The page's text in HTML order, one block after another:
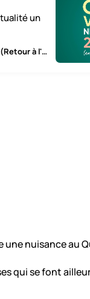
un
Radio-Canada (Retour à l'accueil)Radio-Canada (Retour à l'accueil)
nuisance au
qui se font